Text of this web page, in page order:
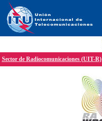
Sector de Radiocomunicaciones (UIT-R)